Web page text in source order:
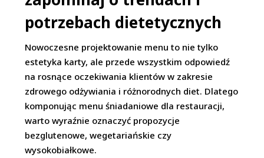
potrzebach dietetycznych
Nowoczesne projektowanie menu to nie tylko
estetyka karty, ale przede wszystkim odpowiedź
na rosnące oczekiwania klientów w zakresie
zdrowego odżywiania i różnorodnych diet. Dlatego
komponując menu śniadaniowe dla restauracji,
warto wyraźnie oznaczyć propozycje
bezglutenowe, wegetariańskie czy
wysokobiałkowe.